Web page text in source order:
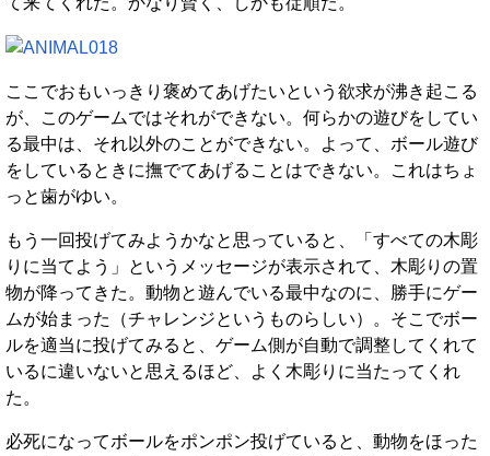
ここでおもいっきり褒めてあげたいという欲求が沸き起こる
が、このゲームではそれができない。何らかの遊びをしてい
る最中は、それ以外のことができない。よって、ボール遊び
をしているときに撫でてあげることはできない。これはちょ
っと歯がゆい。
もう一回投げてみようかなと思っていると、「すべての木彫
りに当てよう」というメッセージが表示されて、木彫りの置
物が降ってきた。動物と遊んでいる最中なのに、勝手にゲー
ムが始まった（チャレンジというものらしい）。そこでボー
ルを適当に投げてみると、ゲーム側が自動で調整してくれて
いるに違いないと思えるほど、よく木彫りに当たってくれ
た。
必死になってボールをポンポン投げていると、動物をほった